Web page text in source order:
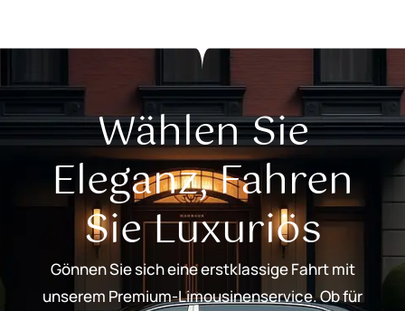
Wählen Sie
Eleganz, Fahren
Sie Luxuriös
Gönnen Sie sich eine erstklassige Fahrt mit
unserem Premium-Limousinenservice. Ob für